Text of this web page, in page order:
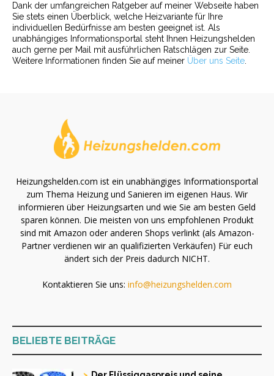
Dank der umfangreichen Ratgeber auf meiner Webseite haben
Sie stets einen Überblick, welche Heizvariante für Ihre
individuellen Bedürfnisse am besten geeignet ist. Als
unabhängiges Informationsportal steht Ihnen Heizungshelden
auch gerne per Mail mit ausführlichen Ratschlägen zur Seite.
Weitere Informationen finden Sie auf meiner Über uns Seite.
Heizungshelden.com ist ein unabhängiges Informationsportal
zum Thema Heizung und Sanieren im eigenen Haus. Wir
informieren über Heizungsarten und wie Sie am besten Geld
sparen können. Die meisten von uns empfohlenen Produkt
sind mit Amazon oder anderen Shops verlinkt (als Amazon-
Partner verdienen wir an qualifizierten Verkäufen) Für euch
ändert sich der Preis dadurch NICHT.
Kontaktieren Sie uns: info@heizungshelden.com
BELIEBTE BEITRÄGE